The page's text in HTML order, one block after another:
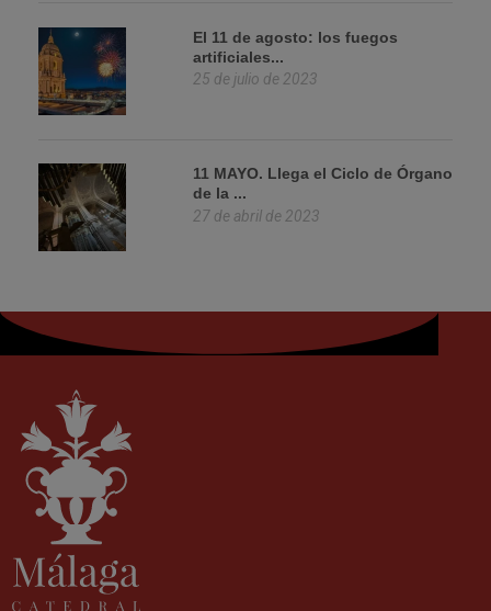
El 11 de agosto: los fuegos
artificiales...
25 de julio de 2023
11 MAYO. Llega el Ciclo de Órgano
de la ...
27 de abril de 2023